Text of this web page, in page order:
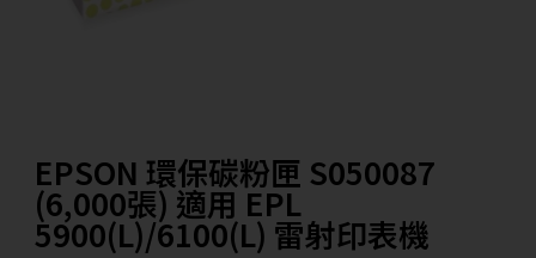
EPSON 環保碳粉匣 S050087
(6,000張) 適用 EPL
5900(L)/6100(L) 雷射印表機